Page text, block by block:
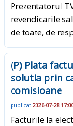
Prezentatorul
revendicarile
de toate, de
(P) Plata
solutia prin
comisioane
publicat 2026-07-28
Facturile la